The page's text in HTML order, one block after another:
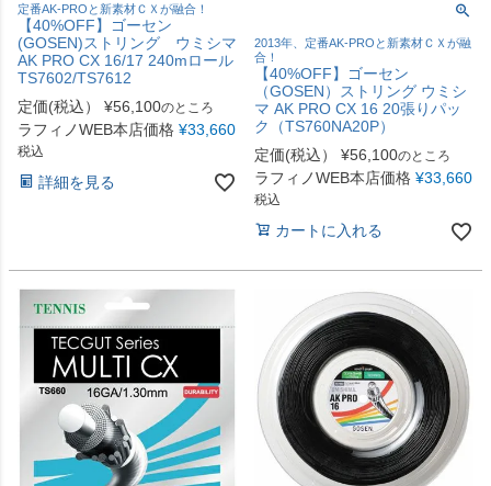
定番AK-PROと新素材ＣＸが融合！
【40%OFF】ゴーセン
(GOSEN)ストリング ウミシマ
AK PRO CX 16/17 240mロール
TS7602/TS7612
定価(税込）
¥56,100のところ
ラフィノWEB本店価格 ¥33,660
税込
詳細を見る
2013年、定番AK-PROと新素材ＣＸが融
合！
【40%OFF】ゴーセン
（GOSEN）ストリング ウミシ
マ AK PRO CX 16 20張りパッ
ク（TS760NA20P）
定価(税込）
¥56,100のところ
ラフィノWEB本店価格 ¥33,660
税込
カートに入れる